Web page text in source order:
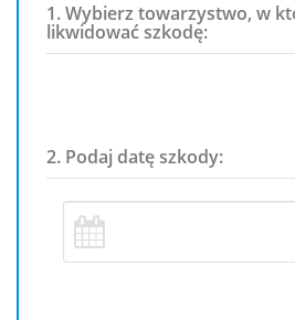
1. Wybierz towarzystwo, w
likwidować szkodę:
2. Podaj datę szkody: